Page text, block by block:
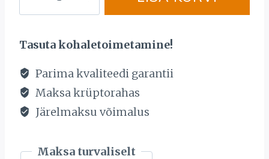
kogus
Tasuta kohaletoimetamine!
Parima kvaliteedi garantii
Maksa krüptorahas
Järelmaksu võimalus
Maksa turvaliselt